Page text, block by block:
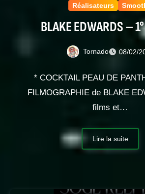
Réalisateurs
BLAKE EDWARDS –
Tornado 08/02/
* COCKTAIL PEAU DE
FILMOGRAPHIE de BLAKE
films et…
Lire la suite